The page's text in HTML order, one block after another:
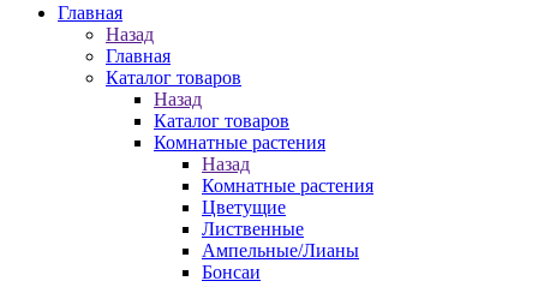
Главная
Назад
Главная
Каталог товаров
Назад
Каталог товаров
Комнатные растения
Назад
Комнатные растения
Цветущие
Лиственные
Ампельные/Лианы
Бонсаи